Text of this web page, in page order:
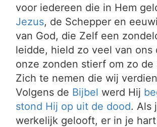
voor iedereen die in Hem
Jezus, de Schepper en
van God, die Zelf een
leidde, hield zo veel van ons
onze zonden stierf om zo de
Zich te nemen die wij
Volgens de Bijbel werd Hij
stond Hij op uit de dood. Als
werkelijk gelooft, er in je